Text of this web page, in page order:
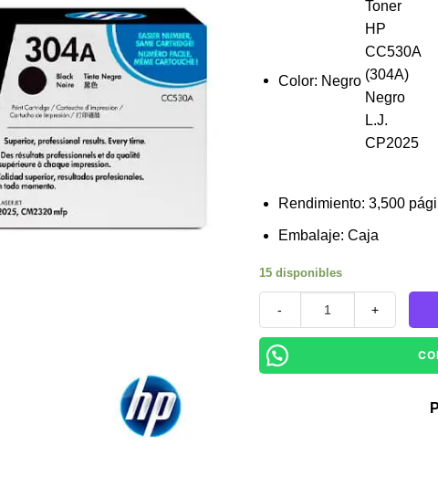
Color: Negro
Rendimiento: 3,500
Embalaje: Caja
15 disponibles
Toner HP CC530A (304A)